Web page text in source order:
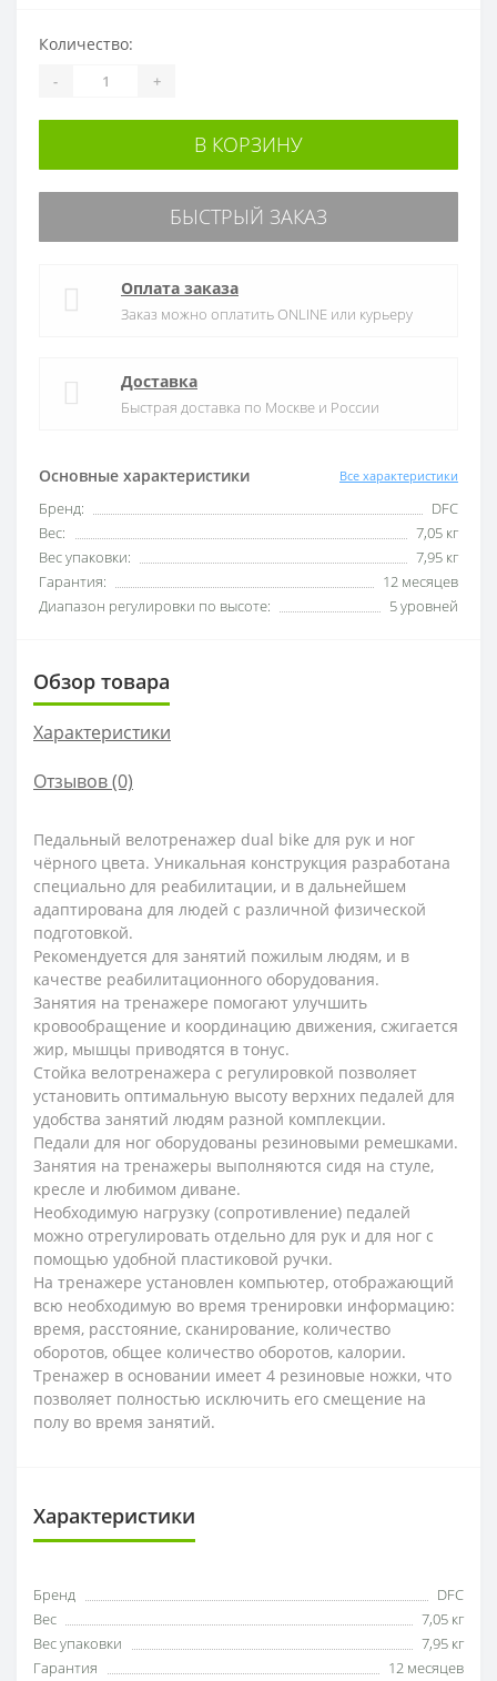
Основные характеристики Все характеристики
Бренд:
DFC
Вес:
7,05 кг
Вес упаковки:
7,95 кг
Гарантия:
12 месяцев
Диапазон регулировки по высоте:
5 уровней
Количество:
- +
В КОРЗИНУ
БЫСТРЫЙ ЗАКАЗ
Оплата заказа
Заказ можно оплатить ONLINE или курьеру
Доставка
Быстрая доставка по Москве и России
Обзор товара
Характеристики
Отзывов (0)
Педальный велотренажер dual bike для рук и ног
чёрного цвета. Уникальная конструкция разработана
специально для реабилитации, и в дальнейшем
адаптирована для людей с различной физической
подготовкой.
Рекомендуется для занятий пожилым людям, и в
качестве реабилитационного оборудования.
Занятия на тренажере помогают улучшить
кровообращение и координацию движения, сжигается
жир, мышцы приводятся в тонус.
Стойка велотренажера с регулировкой позволяет
установить оптимальную высоту верхних педалей для
удобства занятий людям разной комплекции.
Педали для ног оборудованы резиновыми ремешками.
Занятия на тренажеры выполняются сидя на стуле,
кресле и любимом диване.
Необходимую нагрузку (сопротивление) педалей
можно отрегулировать отдельно для рук и для ног с
помощью удобной пластиковой ручки.
На тренажере установлен компьютер, отображающий
всю необходимую во время тренировки информацию:
время, расстояние, сканирование, количество
оборотов, общее количество оборотов, калории.
Тренажер в основании имеет 4 резиновые ножки, что
позволяет полностью исключить его смещение на
полу во время занятий.
Характеристики
Бренд
DFC
Вес
7,05 кг
Вес упаковки
7,95 кг
Гарантия
12 месяцев